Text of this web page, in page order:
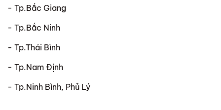
- Tp.Bắc Giang
- Tp.Bắc Ninh
- Tp.Thái Bình
- Tp.Nam Định
- Tp.Ninh Bình, Phủ Lý